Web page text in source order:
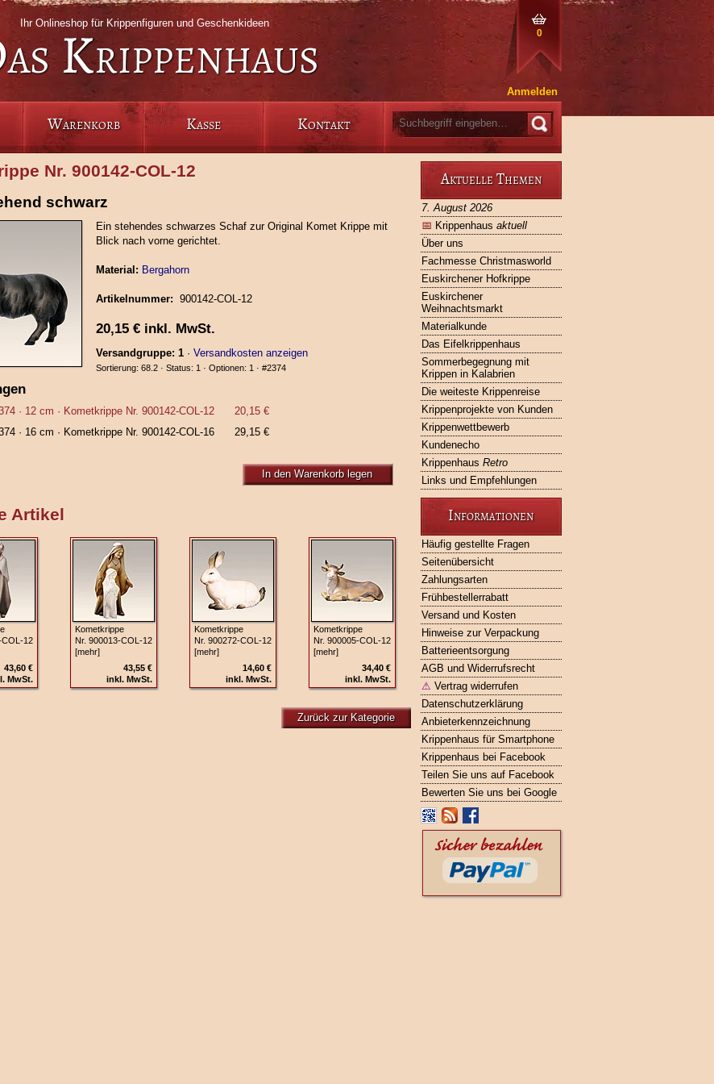
0
Ihr Onlineshop für Krippenfiguren und Geschenkideen
Krippenhaus
Anmelden
Warenkorb Kasse Kontakt
Aktuelle Themen
7. August 2026
📅 Krippenhaus aktuell
Über uns
Fachmesse Christmasworld
Euskirchener Hofkrippe
Euskirchener
Weihnachtsmarkt
Materialkunde
Das Eifelkrippenhaus
Sommerbegegnung mit
Krippen in Kalabrien
Die weiteste Krippenreise
Krippenprojekte von Kunden
Krippenwettbewerb
Kundenecho
Krippenhaus Retro
Links und Empfehlungen
Informationen
Häufig gestellte Fragen
Seitenübersicht
Zahlungsarten
Frühbestellerrabatt
Versand und Kosten
Hinweise zur Verpackung
Batterieentsorgung
AGB und Widerrufsrecht
⚠ Vertrag widerrufen
Datenschutzerklärung
Anbieterkennzeichnung
Krippenhaus für Smartphone
Krippenhaus bei Facebook
Teilen Sie uns auf Facebook
Bewerten Sie uns bei Google
Nr. 900142‑COL‑12
schwarz
Ein stehendes schwarzes Schaf zur Original Komet Krippe mit
Blick nach vorne gerichtet.
Material: Bergahorn
Artikelnummer: 900142‑COL‑12
20,15 €inkl. MwSt.
Versandgruppe: 1· Versandkosten anzeigen
Sortierung: 68.2 · Status: 1 · Optionen: 1 · #2374
· 12 cm · Kometkrippe Nr. 900142-COL-12
20,15 €
· 16 cm · Kometkrippe Nr. 900142-COL-16 29,15 €
In den Warenkorb legen
Artikel
43,60 €
MwSt.
Kometkrippe
Nr. 900013‑COL‑12
[mehr]
43,55 €
inkl. MwSt.
Kometkrippe
Nr. 900272‑COL‑12
[mehr]
14,60 €
inkl. MwSt.
Kometkrippe
Nr. 900005‑COL-12
[mehr]
34,40 €
inkl. MwSt.
Zurück zur Kategorie